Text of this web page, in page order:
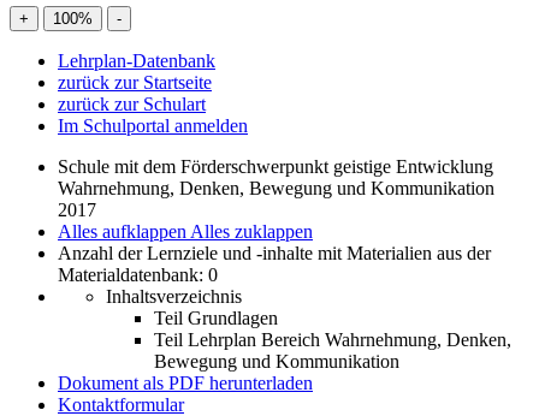
+ 100% -
Lehrplan-Datenbank
zurück zur Startseite
zurück zur Schulart
Im Schulportal anmelden
Schule mit dem Förderschwerpunkt geistige Entwicklung
Wahrnehmung, Denken, Bewegung und Kommunikation
2017
Alles aufklappen Alles zuklappen
Anzahl der Lernziele und -inhalte mit Materialien aus der
Materialdatenbank: 0
Inhaltsverzeichnis
Teil Grundlagen
Teil Lehrplan Bereich Wahrnehmung, Denken,
Bewegung und Kommunikation
Dokument als PDF herunterladen
Kontaktformular